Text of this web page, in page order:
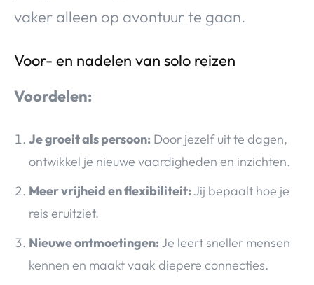
vaker alleen op avontuur te gaan.
Voor- en nadelen van solo reizen
Voordelen:
Je groeit als persoon: Door jezelf uit te dagen,
ontwikkel je nieuwe vaardigheden en inzichten.
Meer vrijheid en flexibiliteit:Jij bepaalt hoe je
reis eruitziet.
Nieuwe ontmoetingen:Je leert sneller mensen
kennen en maakt vaak diepere connecties.